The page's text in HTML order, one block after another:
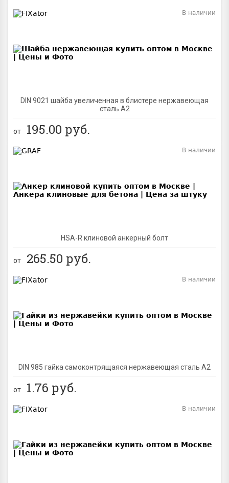
DIN 9021 шайба увеличенная в блистере нержавеющая
сталь A2
В наличии
от 195.00 руб.
HSA-R клиновой анкерный болт
В наличии
от 265.50 руб.
DIN 985 гайка самоконтрящаяся нержавеющая сталь A2
В наличии
от 1.76 руб.
В наличии